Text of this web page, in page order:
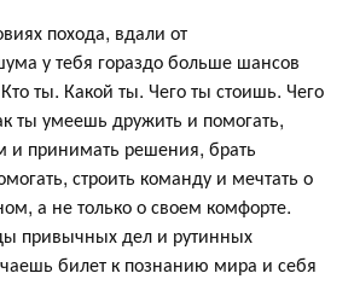
похода, вдали от
у тебя гораздо больше шансов
ты. Какой ты. Чего ты стоишь. Чего
ты умеешь дружить и помогать,
и принимать решения, брать
строить команду и мечтать о
а не только о своем комфорте.
привычных дел и рутинных
билет к познанию мира и себя